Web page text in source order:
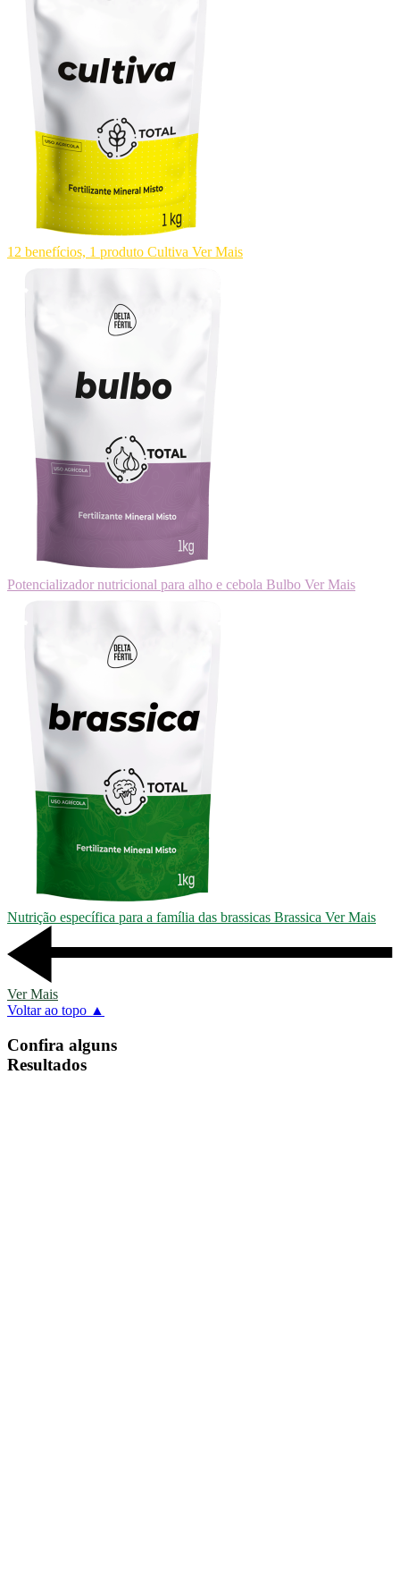
12 benefícios, 1 produto Cultiva Ver Mais
Potencializador nutricional para alho e cebola Bulbo Ver Mais
Nutrição específica para a família das brassicas Brassica Ver Mais
Ver Mais
Voltar ao topo ▲
Confira alguns
Resultados